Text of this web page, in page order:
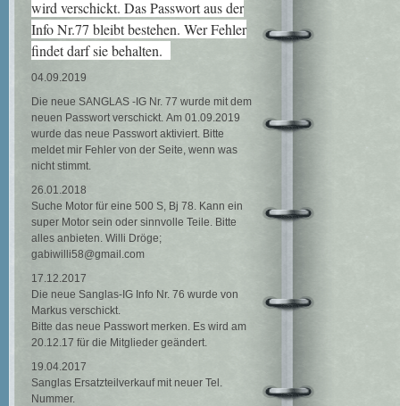
wird verschickt. Das Passwort aus der
Info Nr.77 bleibt bestehen. Wer Fehler
findet darf sie behalten.
04.09.2019
Die neue SANGLAS -IG Nr. 77 wurde mit dem
neuen Passwort verschickt. Am 01.09.2019
wurde das neue Passwort aktiviert. Bitte
meldet mir Fehler von der Seite, wenn was
nicht stimmt.
26.01.2018
Suche Motor für eine 500 S, Bj 78. Kann ein
super Motor sein oder sinnvolle Teile. Bitte
alles anbieten. Willi Dröge;
gabiwilli58@gmail.com
17.12.2017
Die neue Sanglas-IG Info Nr. 76 wurde von
Markus verschickt.
Bitte das neue Passwort merken. Es wird am
20.12.17 für die Mitglieder geändert.
19.04.2017
Sanglas Ersatzteilverkauf mit neuer Tel.
Nummer.